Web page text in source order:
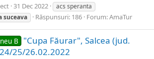
31 Dec 2022
acs speranta
suceava Răspunsuri: 186 Forum:AmaTur
B
"Cupa Făurar", Salcea (jud.
25/26.02.2022